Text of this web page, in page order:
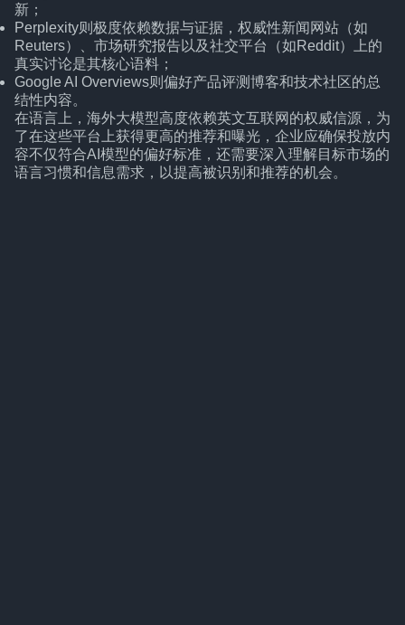
新；
Perplexity则极度依赖数据与证据，权威性新闻网站（如
Reuters）、市场研究报告以及社交平台（如Reddit）上的
真实讨论是其核心语料；
Google AI Overviews则偏好产品评测博客和技术社区的总
结性内容。
在语言上，海外大模型高度依赖英文互联网的权威信源，为
了在这些平台上获得更高的推荐和曝光，企业应确保投放内
容不仅符合AI模型的偏好标准，还需要深入理解目标市场的
语言习惯和信息需求，以提高被识别和推荐的机会。